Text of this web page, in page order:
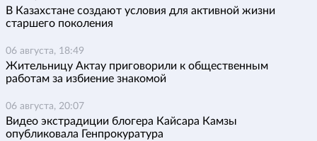
В Казахстане создают условия для активной жизни
старшего поколения
06 августа, 18:49
Жительницу Актау приговорили к общественным
работам за избиение знакомой
06 августа, 20:07
Видео экстрадиции блогера Кайсара Камзы
опубликовала Генпрокуратура